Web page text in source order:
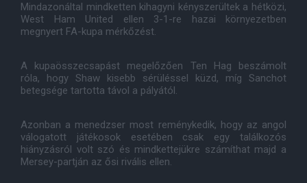
Mindazonáltal mindketten kihagyni kényszerültek a hétközi,
West Ham United ellen 3-1-re hazai környezetben
megnyert FA-kupa mérkőzést.
A kupaösszecsapást megelőzően Ten Hag beszámolt
róla, hogy Shaw kisebb sérüléssel küzd, míg Sanchot
betegsége tartotta távol a pályától.
Azonban a menedzser most reménykedik, hogy az angol
válogatott játékosok esetében csak egy találkozós
hiányzásról volt szó és mindkettejükre számíthat majd a
Mersey-partján az ősi rivális ellen.